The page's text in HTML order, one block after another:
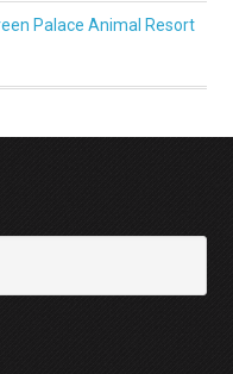
Palace Animal Resort